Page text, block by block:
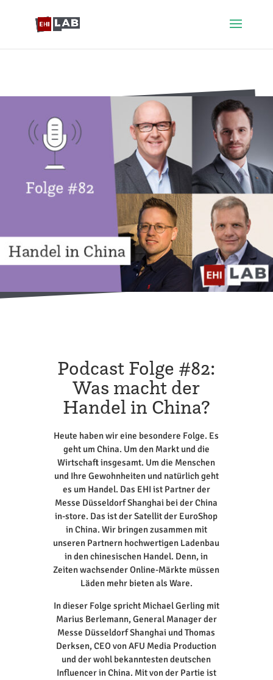
Podcast Folge #82:
Was macht der
Handel in China?
Heute haben wir eine besondere Folge. Es
geht um China. Um den Markt und die
Wirtschaft insgesamt. Um die Menschen
und Ihre Gewohnheiten und natürlich geht
es um Handel. Das EHI ist Partner der
Messe Düsseldorf Shanghai bei der China
in-store. Das ist der Satellit der EuroShop
in China. Wir bringen zusammen mit
unseren Partnern hochwertigen Ladenbau
in den chinesischen Handel. Denn, in
Zeiten wachsender Online-Märkte müssen
Läden mehr bieten als Ware.
In dieser Folge spricht Michael Gerling mit
Marius Berlemann, General Manager der
Messe Düsseldorf Shanghai und Thomas
Derksen, CEO von AFU Media Production
und der wohl bekanntesten deutschen
Influencer in China. Mit von der Partie ist